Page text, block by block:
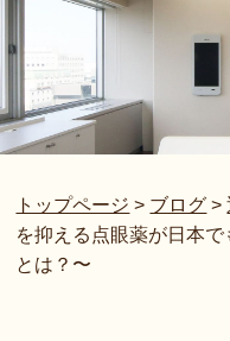
トップページ > ブログ >
を抑える点眼薬が日本
とは？〜